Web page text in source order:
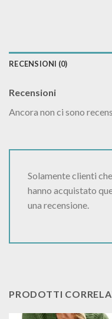
RECENSIONI (0)
Recensioni
Ancora non ci sono
Solamente clienti
hanno acquistato
una recensione.
PRODOTTI